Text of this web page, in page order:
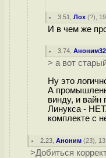
3.51 ,Лох (?),
И в чем же
3.74 ,
> а вот
Ну это
А
винду, и вайн
Линукса -
комплекте с
2.23 ,Аноним (23),
>Добиться